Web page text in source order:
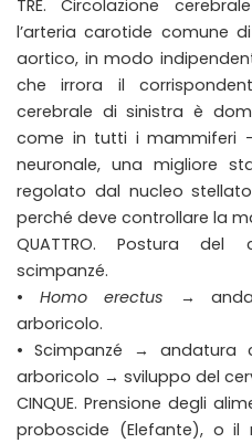
TRE. Circolazione
l’arteria carotide comune
aortico, in modo
che irrora il
cerebrale di sinistra è
come in tutti i mammiferi
neuronale, una migliore
regolato dal nucleo
perché deve controllare la
QUATTRO. Postura del
scimpanzé.
• Homo erectus →
arboricolo.
• Scimpanzé → andatura
arboricolo → sviluppo del
CINQUE. Prensione degli
proboscide (Elefante), o